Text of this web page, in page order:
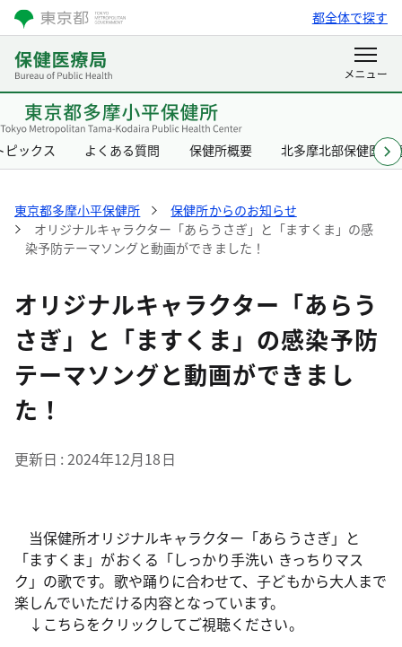
都全体で探す
ピックス よくある質問 保健所概要 北多摩北部保健医療
東京都多摩小平保健所
保健所からのお知らせ
オリジナルキャラクター「あらうさぎ」と「ますくま」の感
染予防テーマソングと動画ができました！
オリジナルキャラクター「あらう
さぎ」と「ますくま」の感染予防
テーマソングと動画ができまし
た！
更新日 2024年12月18日
当保健所オリジナルキャラクター「あらうさぎ」と
「ますくま」がおくる「しっかり手洗い きっちりマス
ク」の歌です。歌や踊りに合わせて、子どもから大人まで
楽しんでいただける内容となっています。
↓こちらをクリックしてご視聴ください。